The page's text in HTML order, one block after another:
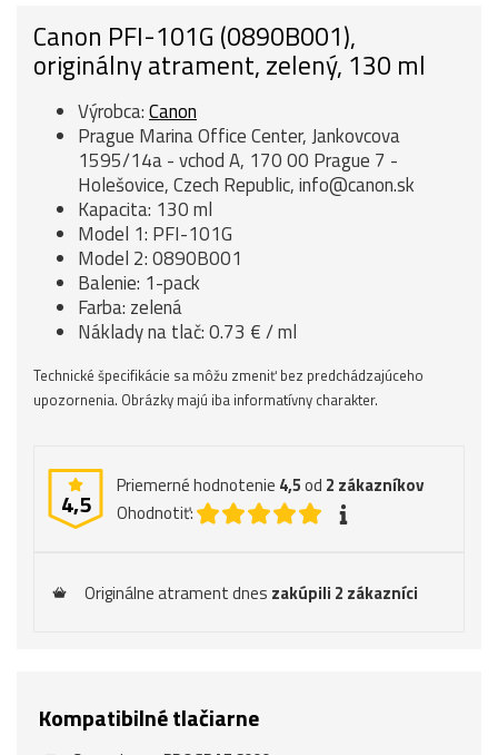
Canon PFI-101G (0890B001),
originálny atrament, zelený, 130 ml
Výrobca:Canon
Prague Marina Office Center, Jankovcova
1595/14a - vchod A, 170 00 Prague 7 -
Holešovice, Czech Republic, info@canon.sk
Kapacita: 130 ml
Model 1: PFI-101G
Model 2: 0890B001
Balenie: 1-pack
Farba: zelená
Náklady na tlač: 0.73 € / ml
Technické špecifikácie sa môžu zmeniť bez predchádzajúceho
upozornenia. Obrázky majú iba informatívny charakter.
4,5
Priemerné hodnotenie 4,5od 2 zákazníkov
Ohodnotiť:
Originálne atrament dnes zakúpili 2 zákazníci
Kompatibilné tlačiarne